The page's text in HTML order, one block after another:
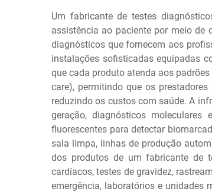
Um fabricante de testes
assistência ao paciente por meio de
diagnósticos que fornecem aos
instalações sofisticadas equipadas
que cada produto atenda aos
care), permitindo que os
reduzindo os custos com saúde. A
geração, diagnósticos
fluorescentes para detectar
sala limpa, linhas de produção
dos produtos de um fabricante de
cardíacos, testes de gravidez,
emergência, laboratórios e unidades